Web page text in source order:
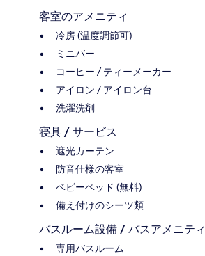
客室のアメニティ
冷房 (温度調節可)
ミニバー
コーヒー / ティーメーカー
アイロン / アイロン台
洗濯洗剤
寝具 / サービス
遮光カーテン
防音仕様の客室
ベビーベッド (無料)
備え付けのシーツ類
バスルーム設備 / バスアメニティ
専用バスルーム